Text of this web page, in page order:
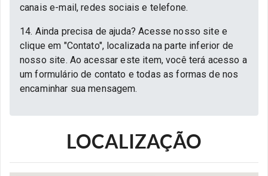
canais e-mail, redes sociais e telefone.
14. Ainda precisa de ajuda? Acesse nosso site e
clique em "Contato", localizada na parte inferior de
nosso site. Ao acessar este item, você terá acesso a
um formulário de contato e todas as formas de nos
encaminhar sua mensagem.
LOCALIZAÇÃO